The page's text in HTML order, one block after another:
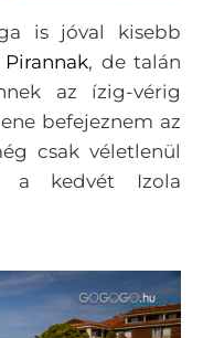
is jóval kisebb
Pirannak, de talán
az ízig-vérig
befejeznem az
csak véletlenül
a kedvét Izola